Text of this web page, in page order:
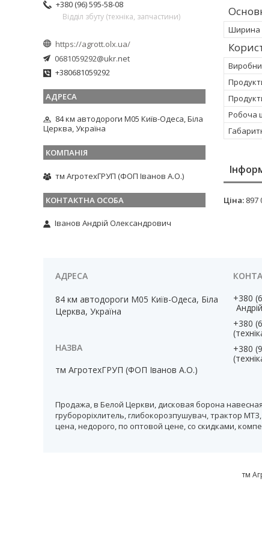
Ширина
Робоча
Ціна: 897
+380 (96) 595-58-08
Відділ збуту (техніка, запчастини)
https://agrott.olx.ua/
0681059292@ukr.net
+380681059292
84 км автодороги М05 Київ-Одеса, Біла
Церква, Україна
тм АгротехГРУП (ФОП Іванов А.О.)
Іванов Андрій Олександрович
84 км автодороги М05 Київ-Одеса, Біла
Церква, Україна
тм АгротехГРУП (ФОП Іванов А.О.)
+380
+380
+380
Продажа, в Белой Церкви, дисковая борона
грубороріхлитель, глибокорозпушувач, трактор
цена, недорого, по оптовой цене, со скидками,